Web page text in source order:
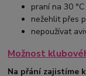
praní na 30 °C
nežehlit přes
nepoužívat
Možnost
Na přání zajistíme